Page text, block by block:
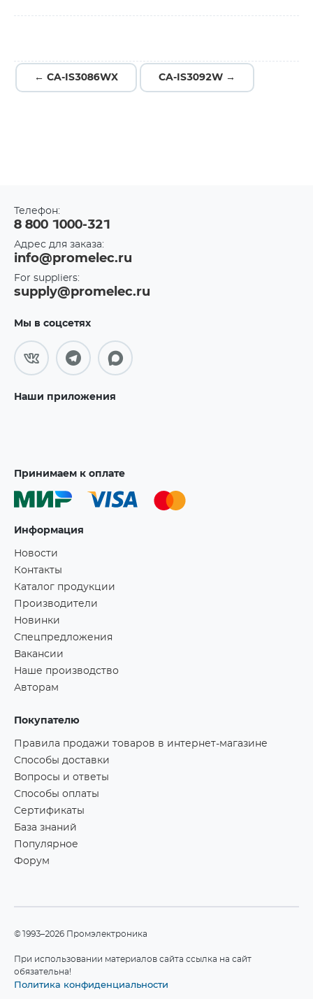
← CA-IS3086WX CA-IS3092W →
Телефон:
8 800 1000-321
Адрес для заказа:
info@promelec.ru
For suppliers:
supply@promelec.ru
Мы в соцсетях
Наши приложения
Принимаем к оплате
Информация
Новости
Контакты
Каталог продукции
Производители
Новинки
Спецпредложения
Вакансии
Наше производство
Авторам
Покупателю
Правила продажи товаров в интернет-магазине
Способы доставки
Вопросы и ответы
Способы оплаты
Сертификаты
База знаний
Популярное
Форум
©1993–2026 Промэлектроника
При использовании материалов сайта ссылка на сайт
обязательна!
Политика конфиденциальности